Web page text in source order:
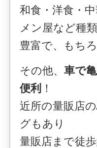
和食・洋食・
メン屋など種
豊富で、もち
その他、 車で
便利 ！
近所の量販店
グもあり
量販店まで徒